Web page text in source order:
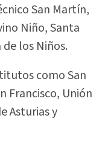
San Martín,
Niño, Santa
los Niños.
como San
Francisco, Unión
Asturias y